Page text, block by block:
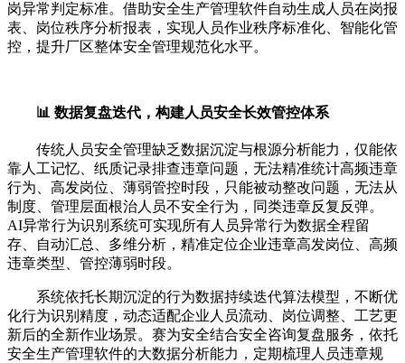
岗异常判定标准。借助安全生产管理软件自动生成人员在岗报
表、岗位秩序分析报表，实现人员作业秩序标准化、智能化管
控，提升厂区整体安全管理规范化水平。
📊 数据复盘迭代，构建人员安全长效管控体系
传统人员安全管理缺乏数据沉淀与根源分析能力，仅能依
靠人工记忆、纸质记录排查违章问题，无法精准统计高频违章
行为、高发岗位、薄弱管控时段，只能被动整改问题，无法从
制度、管理层面根治人员不安全行为，同类违章反复反弹。
AI异常行为识别系统可实现所有人员异常行为数据全程留
存、自动汇总、多维分析，精准定位企业违章高发岗位、高频
违章类型、管控薄弱时段。
系统依托长期沉淀的行为数据持续迭代算法模型，不断优
化行为识别精度，动态适配企业人员流动、岗位调整、工艺更
新后的全新作业场景。赛为安全结合安全咨询复盘服务，依托
安全生产管理软件的大数据分析能力，定期梳理人员违章规